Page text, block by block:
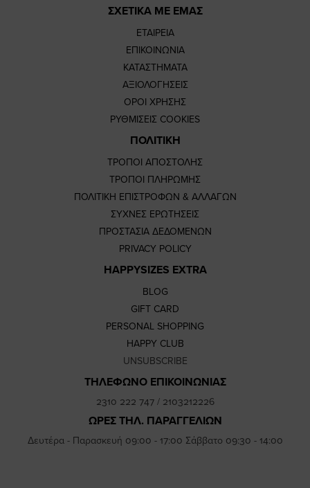
ΣΧΕΤΙΚΑ ΜΕ ΕΜΑΣ
ΕΤΑΙΡΕΙΑ
ΕΠΙΚΟΙΝΩΝΙΑ
ΚΑΤΑΣΤΗΜΑΤΑ
ΑΞΙΟΛΟΓΗΣΕΙΣ
ΟΡΟΙ ΧΡΗΣΗΣ
ΡΥΘΜΙΣΕΙΣ COOKIES
ΠΟΛΙΤΙΚΗ
ΤΡΟΠΟΙ ΑΠΟΣΤΟΛΗΣ
ΤΡΟΠΟΙ ΠΛΗΡΩΜΗΣ
ΠΟΛΙΤΙΚΗ ΕΠΙΣΤΡΟΦΩΝ & ΑΛΛΑΓΩΝ
ΣΥΧΝΕΣ ΕΡΩΤΗΣΕΙΣ
ΠΡΟΣΤΑΣΙΑ ΔΕΔΟΜΕΝΩΝ
PRIVACY POLICY
HAPPYSIZES EXTRA
BLOG
GIFT CARD
PERSONAL SHOPPING
HAPPY CLUB
UNSUBSCRIBE
ΤΗΛΕΦΩΝΟ ΕΠΙΚΟΙΝΩΝΙΑΣ
2310 222 747/ 2103212226
ΩΡΕΣ ΤΗΛ. ΠΑΡΑΓΓΕΛΙΩΝ
Δευτέρα - Παρασκευή 09:00 - 17:00 Σάββατο 09:30 - 14:00